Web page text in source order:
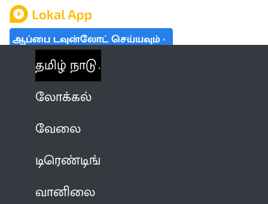
ஆப்பை டவுன்லோட் செய்யவும்
தமிழ் நாடு
லோக்கல்
வேலை
டிரெண்டிங்
வானிலை